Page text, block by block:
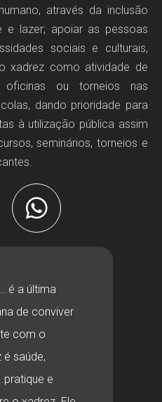
através da inclusão
e lazer; apoiar as pessoas
sociais e culturais,
xadrez como atividade de
oficinas ou torneios nas
dando prioridade para
à utilização pública assim
seminários, torneios e
é a última
de conviver
com o
é saúde,
e